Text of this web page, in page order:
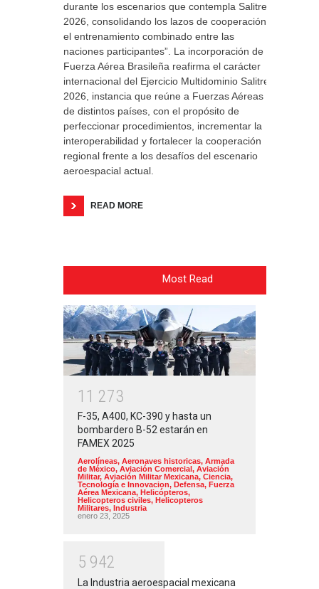
durante los escenarios que contempla Salitre
2026, consolidando los lazos de cooperación y
el entrenamiento combinado entre las
naciones participantes”. La incorporación de la
Fuerza Aérea Brasileña reafirma el carácter
internacional del Ejercicio Multidominio Salitre
2026, instancia que reúne a Fuerzas Aéreas
de distintos países, con el propósito de
perfeccionar procedimientos, incrementar la
interoperabilidad y fortalecer la cooperación
regional frente a los desafíos del escenario
aeroespacial actual.
READ MORE
Most Read
1 1 273
F-35, A400, KC-390 y hasta un
bombardero B-52 estarán en
FAMEX 2025
Aerolíneas, Aeronaves historicas, Armada
de México, Aviación Comercial, Aviación
Militar, Aviación Militar Mexicana, Ciencia,
Tecnología e Innovacion, Defensa, Fuerza
Aérea Mexicana, Helicópteros,
Helicopteros civiles, Helicopteros
Militares, Industria
enero 23, 2025
5 942
La Industria aeroespacial mexicana